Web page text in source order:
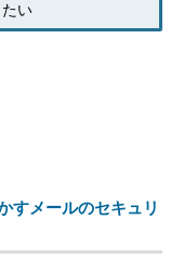
い
すメールのセキュリ